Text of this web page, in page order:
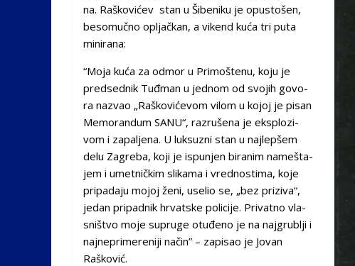
na. Raškovićev stan u Ši­be­ni­ku je opu­sto­šen,
be­so­muč­no opljač­kan, a vikend kuća tri puta
minirana:
“Mo­ja ku­ća za od­mor u Primoštenu, ko­ju je
pred­sed­nik Tuđ­man u jed­nom od svo­jih go­vo­
ra na­zvao „Ra­ško­vi­će­vom vi­lom u ko­joj je pi­san
Me­mo­ran­dum SA­NU“, raz­ru­še­na je eks­plo­zi­
vom i za­pa­lje­na. U luk­su­zni stan u naj­lep­šem
de­lu Za­gre­ba, ko­ji je is­pu­njen bi­ra­nim na­me­šta­
jem i umet­nič­kim sli­ka­ma i vred­no­sti­ma, ko­je
pri­pa­da­ju mo­joj že­ni, use­lio se, „bez pri­zi­va“,
je­dan pri­pad­nik hr­vat­ske po­li­ci­je. Pri­vat­no vla­
sni­štvo mo­je su­pru­ge otu­đe­no je na naj­gru­blji i
naj­ne­pri­me­re­ni­ji na­čin” – zapisao je Jovan
Rašković.